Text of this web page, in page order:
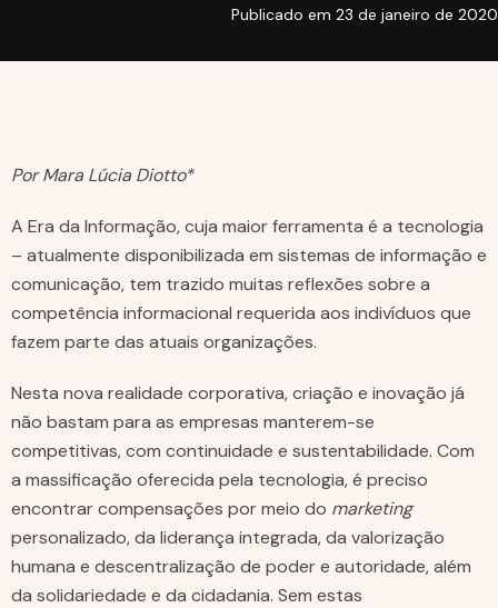
Publicado em 23 de janeiro de 2020
Por Mara Lúcia Diotto*
A Era da Informação, cuja maior ferramenta é a tecnologia
– atualmente disponibilizada em sistemas de informação e
comunicação, tem trazido muitas reflexões sobre a
competência informacional requerida aos indivíduos que
fazem parte das atuais organizações.
Nesta nova realidade corporativa, criação e inovação já
não bastam para as empresas manterem-se
competitivas, com continuidade e sustentabilidade. Com
a massificação oferecida pela tecnologia, é preciso
encontrar compensações por meio do marketing
personalizado, da liderança integrada, da valorização
humana e descentralização de poder e autoridade, além
da solidariedade e da cidadania. Sem estas